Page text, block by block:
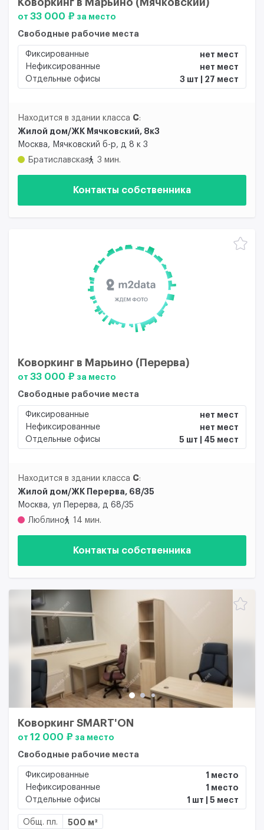
Коворкинг в Марьино (Мячковский)
от 33 000 ₽ за место
Свободные рабочие места
Фиксированные
нет мест
Нефиксированные
нет мест
Отдельные офисы
3 шт | 27 мест
Находится в здании класса C:
Жилой дом/ЖК Мячковский, 8к3
Москва, Мячковский б-р, д 8 к 3
Братиславская
3 мин.
Контакты собственника
Коворкинг в Марьино (Перерва)
от 33 000 ₽ за место
Свободные рабочие места
Фиксированные
нет мест
Нефиксированные
нет мест
Отдельные офисы
5 шт | 45 мест
Находится в здании класса C:
Жилой дом/ЖК Перерва, 68/35
Москва, ул Перерва, д 68/35
Люблино
14 мин.
Контакты собственника
Коворкинг SMART'ON
от 12 000 ₽ за место
Свободные рабочие места
Фиксированные
1 место
Нефиксированные
1 место
Отдельные офисы
1 шт | 5 мест
Общ. пл. 500 м²